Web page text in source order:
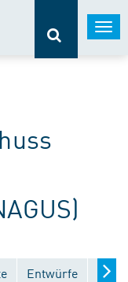
Entwürfe